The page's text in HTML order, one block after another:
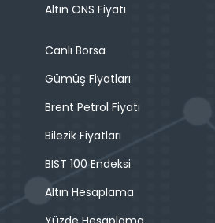
Altın ONS Fiyatı
Canlı Borsa
Gümüş Fiyatları
Brent Petrol Fiyatı
Bilezik Fiyatları
BIST 100 Endeksi
Altın Hesaplama